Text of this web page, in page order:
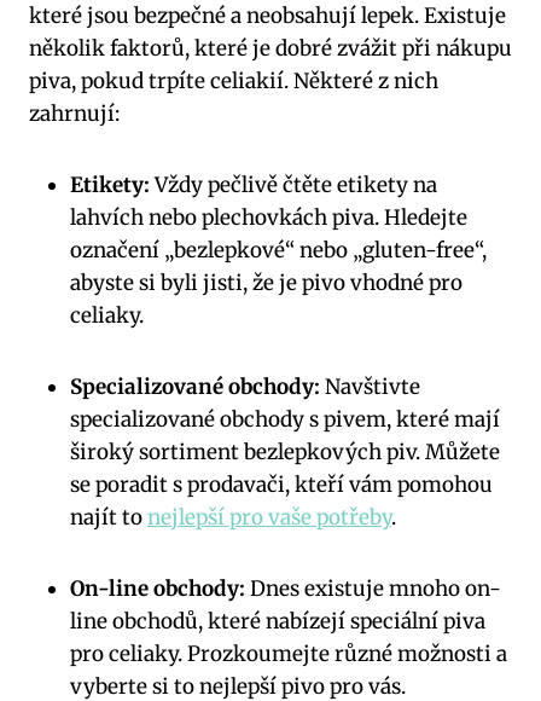
které jsou bezpečné a neobsahují lepek. Existuje
několik faktorů, které je dobré zvážit při nákupu
piva, pokud trpíte celiakií. Některé z nich
zahrnují:
Etikety:Vždy pečlivě čtěte etikety na
lahvích nebo plechovkách piva. Hledejte
označení „bezlepkové“ nebo „gluten-free“,
abyste si byli jisti, že je pivo vhodné pro
celiaky.
Specializované obchody: Navštivte
specializované obchody s pivem, které mají
široký sortiment bezlepkových piv. Můžete
se poradit s prodavači, kteří vám pomohou
najít tonejlepší pro vaše potřeby.
On-line obchody: Dnes existuje mnoho on-
line obchodů, které nabízejí speciální piva
pro celiaky. Prozkoumejte různé možnosti a
vyberte si to nejlepší pivo pro vás.